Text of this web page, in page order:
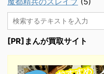
[PR]まんが買取サイト